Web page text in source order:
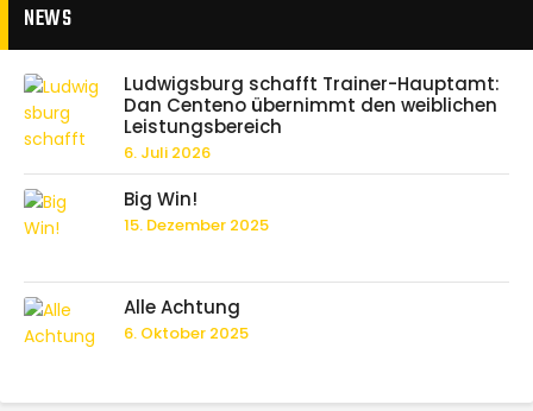
NEWS
Ludwigsburg schafft Trainer-Hauptamt:
Dan Centeno übernimmt den weiblichen
Leistungsbereich
6. Juli 2026
Big Win!
15. Dezember 2025
Alle Achtung
6. Oktober 2025